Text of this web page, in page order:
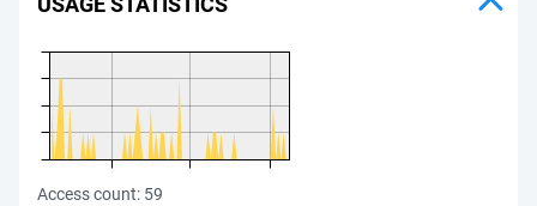
Access count: 59